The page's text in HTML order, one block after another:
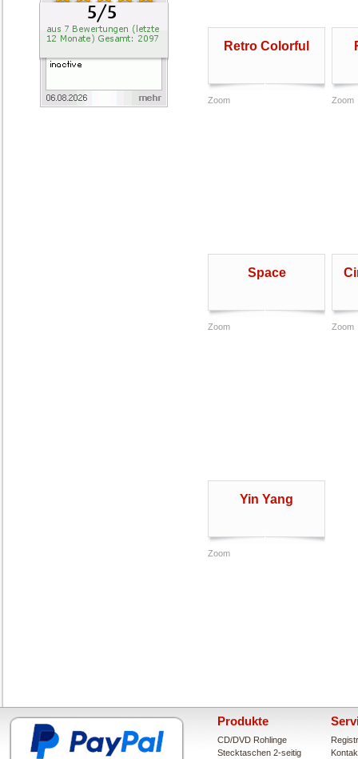
Retro Colorful
Zoom Zoom
Space
Zoom Zoom
Yin Yang
Zoom
Produkte
CD/DVD Rohlinge
Stecktaschen 2-seitig